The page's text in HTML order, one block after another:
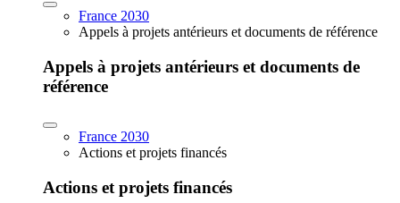
France 2030
Appels à projets antérieurs et documents de référence
Appels à projets antérieurs et documents de
référence
France 2030
Actions et projets financés
Actions et projets financés